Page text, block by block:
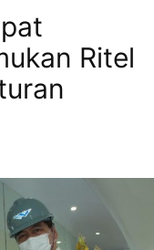
Ritel